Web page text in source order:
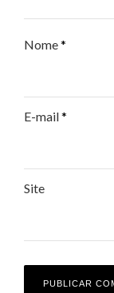
Nome*
E-mail*
Site